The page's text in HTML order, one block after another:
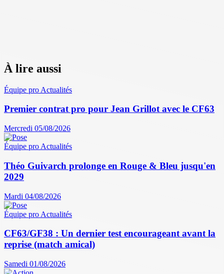
À lire aussi
Équipe pro Actualités
Premier contrat pro pour Jean Grillot avec le CF63
Mercredi 05/08/2026
Équipe pro Actualités
Théo Guivarch prolonge en Rouge & Bleu jusqu'en
2029
Mardi 04/08/2026
Équipe pro Actualités
CF63/GF38 : Un dernier test encourageant avant la
reprise (match amical)
Samedi 01/08/2026